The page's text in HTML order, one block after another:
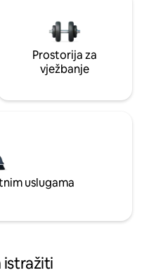
Prostorija za
vježbanje
uslugama